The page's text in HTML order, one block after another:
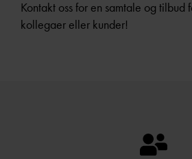
Kontakt oss for en samtale og tilbud
kollegaer eller kunder!